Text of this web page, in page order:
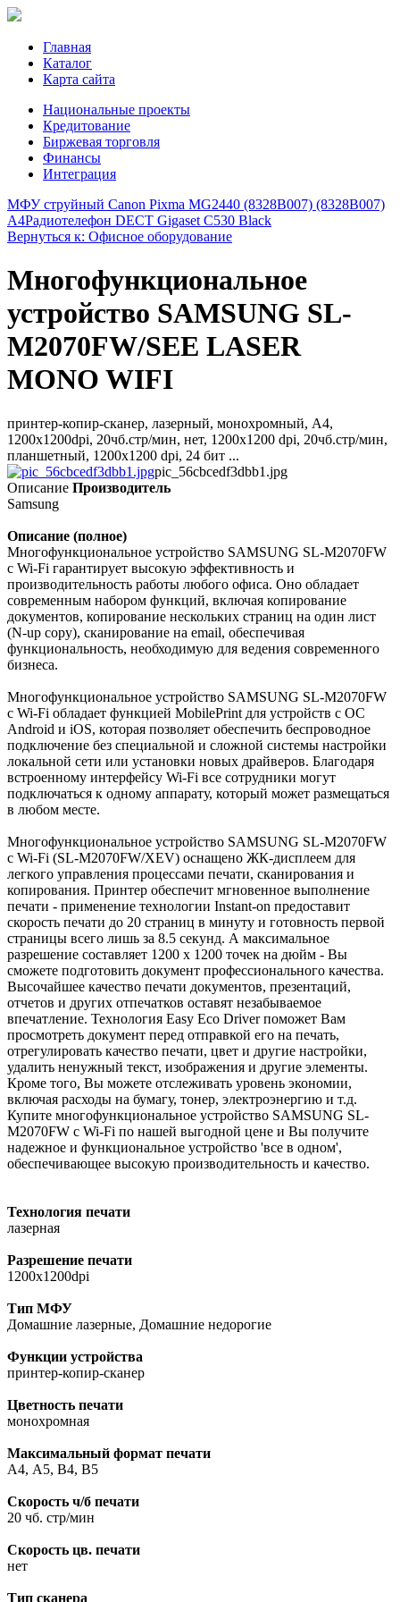
Главная
Каталог
Карта сайта
Национальные проекты
Кредитование
Биржевая торговля
Финансы
Интеграция
МФУ струйный Canon Pixma MG2440 (8328B007) (8328B007)
A4Радиотелефон DECT Gigaset C530 Black
Вернуться к: Офисное оборудование
Многофункциональное
устройство SAMSUNG SL-
M2070FW/SEE LASER
MONO WIFI
принтер-копир-сканер, лазерный, монохромный, А4,
1200х1200dpi, 20чб.стр/мин, нет, 1200х1200 dpi, 20чб.стр/мин,
планшетный, 1200х1200 dpi, 24 бит ...
pic_56cbcedf3dbb1.jpg
Описание Производитель
Samsung
Описание (полное)
Многофункциональное устройство SAMSUNG SL-M2070FW
c Wi-Fi гарантирует высокую эффективность и
производительность работы любого офиса. Оно обладает
современным набором функций, включая копирование
документов, копирование нескольких страниц на один лист
(N-up copy), сканирование на email, обеспечивая
функциональность, необходимую для ведения современного
бизнеса.
Многофункциональное устройство SAMSUNG SL-M2070FW
c Wi-Fi обладает функцией MobilePrint для устройств с ОС
Android и iOS, которая позволяет обеспечить беспроводное
подключение без специальной и сложной системы настройки
локальной сети или установки новых драйверов. Благодаря
встроенному интерфейсу Wi-Fi все сотрудники могут
подключаться к одному аппарату, который может размещаться
в любом месте.
Многофункциональное устройство SAMSUNG SL-M2070FW
c Wi-Fi (SL-M2070FW/XEV) оснащено ЖК-дисплеем для
легкого управления процессами печати, сканирования и
копирования. Принтер обеспечит мгновенное выполнение
печати - применение технологии Instant-on предоставит
скорость печати до 20 страниц в минуту и готовность первой
страницы всего лишь за 8.5 секунд. А максимальное
разрешение составляет 1200 х 1200 точек на дюйм - Вы
сможете подготовить документ профессионального качества.
Высочайшее качество печати документов, презентаций,
отчетов и других отпечатков оставят незабываемое
впечатление. Технология Easy Eco Driver поможет Вам
просмотреть документ перед отправкой его на печать,
отрегулировать качество печати, цвет и другие настройки,
удалить ненужный текст, изображения и другие элементы.
Кроме того, Вы можете отслеживать уровень экономии,
включая расходы на бумагу, тонер, электроэнергию и т.д.
Купите многофункциональное устройство SAMSUNG SL-
M2070FW c Wi-Fi по нашей выгодной цене и Вы получите
надежное и функциональное устройство 'все в одном',
обеспечивающее высокую производительность и качество.
Технология печати
лазерная
Разрешение печати
1200х1200dpi
Тип МФУ
Домашние лазерные, Домашние недорогие
Функции устройства
принтер-копир-сканер
Цветность печати
монохромная
Максимальный формат печати
А4, A5, B4, В5
Скорость ч/б печати
20 чб. стр/мин
Скорость цв. печати
нет
Тип сканера